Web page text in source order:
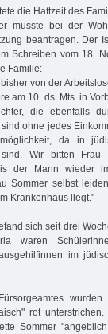
die Haftzeit des
musste bei der
beantragen. Der
Schreiben vom 18.
Familie:
von der
am 10. ds. Mts. in
die ebenfalls
ohne jedes
da in
sind. Wir bitten
der Mann wieder
Sommer selbst
Krankenhaus liegt."
sich seit drei
waren
im
rot
Sommer